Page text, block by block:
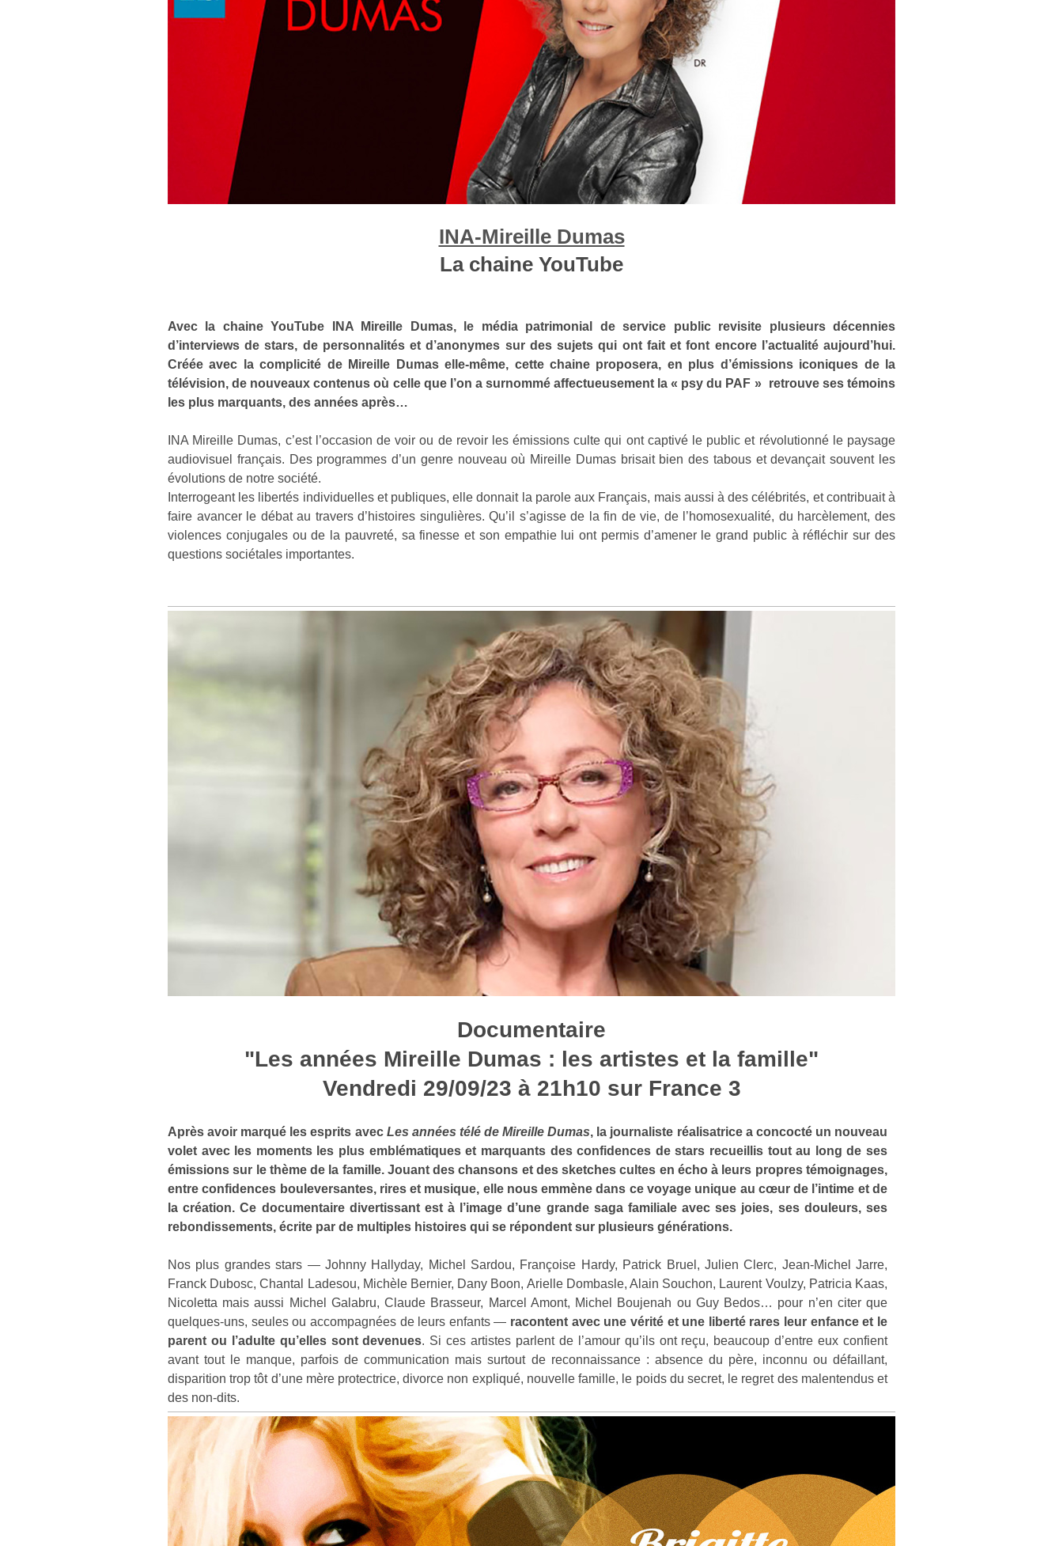
INA-Mireille Dumas
La chaine YouTube
Avec la chaine YouTube INA Mireille Dumas, le média patrimonial de service public revisite plusieurs décennies
d’interviews de stars, de personnalités et d’anonymes sur des sujets qui ont fait et font encore l’actualité aujourd’hui.
Créée avec la complicité de Mireille Dumas elle-même, cette chaine proposera, en plus d’émissions iconiques de la
télévision, de nouveaux contenus où celle que l’on a surnommé affectueusement la « psy du PAF » retrouve ses témoins
les plus marquants, des années après…
INA Mireille Dumas, c’est l’occasion de voir ou de revoir les émissions culte qui ont captivé le public et révolutionné le paysage
audiovisuel français. Des programmes d’un genre nouveau où Mireille Dumas brisait bien des tabous et devançait souvent les
évolutions de notre société.
Interrogeant les libertés individuelles et publiques, elle donnait la parole aux Français, mais aussi à des célébrités, et contribuait à
faire avancer le débat au travers d’histoires singulières. Qu’il s’agisse de la fin de vie, de l’homosexualité, du harcèlement, des
violences conjugales ou de la pauvreté, sa finesse et son empathie lui ont permis d’amener le grand public à réfléchir sur des
questions sociétales importantes.
Documentaire
"Les années Mireille Dumas : les artistes et la famille"
Vendredi 29/09/23 à 21h10 sur France 3
Après avoir marqué les esprits avec Les années télé de Mireille Dumas, la journaliste réalisatrice a concocté un nouveau
volet avec les moments les plus emblématiques et marquants des confidences de stars recueillis tout au long de ses
émissions sur le thème de la famille. Jouant des chansons et des sketches cultes en écho à leurs propres témoignages,
entre confidences bouleversantes, rires et musique, elle nous emmène dans ce voyage unique au cœur de l’intime et de
la création. Ce documentaire divertissant est à l’image d’une grande saga familiale avec ses joies, ses douleurs, ses
rebondissements, écrite par de multiples histoires qui se répondent sur plusieurs générations.
Nos plus grandes stars — Johnny Hallyday, Michel Sardou, Françoise Hardy, Patrick Bruel, Julien Clerc, Jean-Michel Jarre,
Franck Dubosc, Chantal Ladesou, Michèle Bernier, Dany Boon, Arielle Dombasle, Alain Souchon, Laurent Voulzy, Patricia Kaas,
Nicoletta mais aussi Michel Galabru, Claude Brasseur, Marcel Amont, Michel Boujenah ou Guy Bedos… pour n’en citer que
quelques-uns, seules ou accompagnées de leurs enfants — racontent avec une vérité et une liberté rares leur enfance et le
parent ou l’adulte qu’elles sont devenues. Si ces artistes parlent de l’amour qu’ils ont reçu, beaucoup d’entre eux confient
avant tout le manque, parfois de communication mais surtout de reconnaissance : absence du père, inconnu ou défaillant,
disparition trop tôt d’une mère protectrice, divorce non expliqué, nouvelle famille, le poids du secret, le regret des malentendus et
des non-dits.